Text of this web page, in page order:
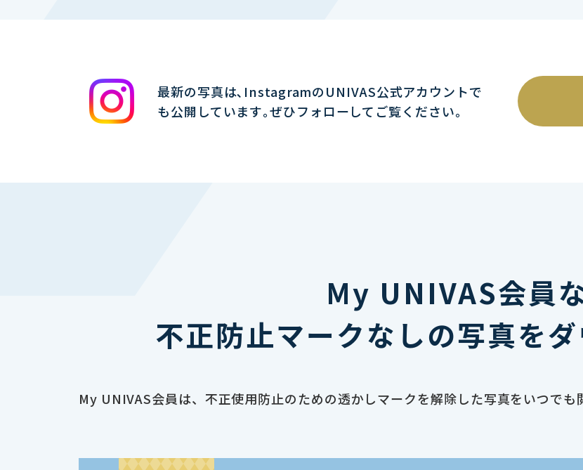
最新の写真は､InstagramのUNIVAS公式アカウントで
も公開しています｡ぜひフォローしてご覧ください｡
My UNIVAS会員
不正防止マークなしの写真を
My UNIVAS会員は、不正使用防止のための透かしマークを解除した写真をいつでも